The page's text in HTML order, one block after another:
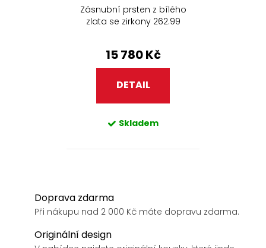
Zásnubní prsten z bílého
zlata se zirkony 262.99
15 780 Kč
DETAIL
Skladem
Doprava zdarma
Při nákupu nad 2 000 Kč máte dopravu zdarma.
Originální design